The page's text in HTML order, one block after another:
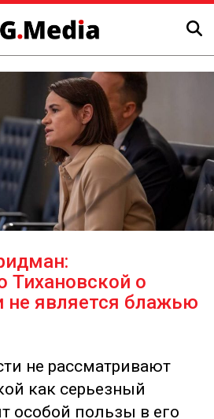
Тихановской о
не является блажью
не рассматривают
как серьезный
особой пользы в его